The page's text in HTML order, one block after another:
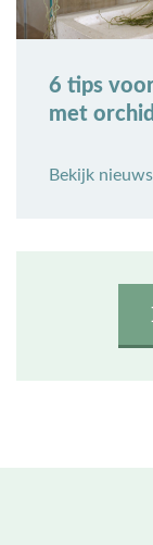
6 tips
met
Bekijk